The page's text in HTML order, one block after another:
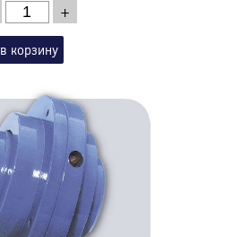
+
в корзину